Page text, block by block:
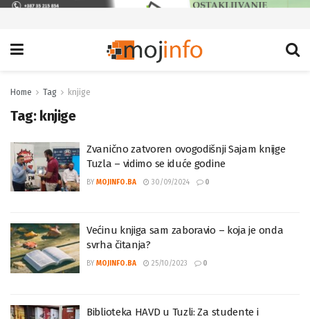
Home Tag knjige
Tag: knjige
Zvanično zatvoren ovogodišnji Sajam knijge
Tuzla – vidimo se iduće godine
BY MOJINFO.BA 30/09/2024 0
Većinu knjiga sam zaboravio – koja je onda
svrha čitanja?
BY MOJINFO.BA 25/10/2023 0
Biblioteka HAVD u Tuzli: Za studente i